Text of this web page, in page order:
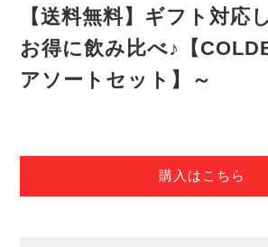
【送料無料】ギフト対応
お得に飲み比べ♪【
アソートセット】～
購入はこちら